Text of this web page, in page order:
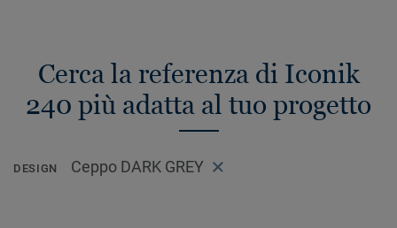
Cerca la referenza di Iconik
240 più adatta al tuo progetto
DESIGN Ceppo DARK GREY